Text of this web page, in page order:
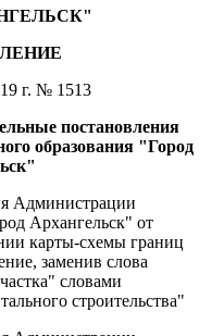
г. № 1513
постановления
образования "Город
Администрации
Архангельск" от
карты-схемы границ
заменив слова
словами
строительства"